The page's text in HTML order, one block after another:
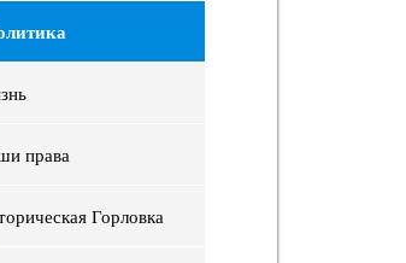
права
Горловка